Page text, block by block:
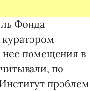
Фонда
нее помещения в
по
проблем